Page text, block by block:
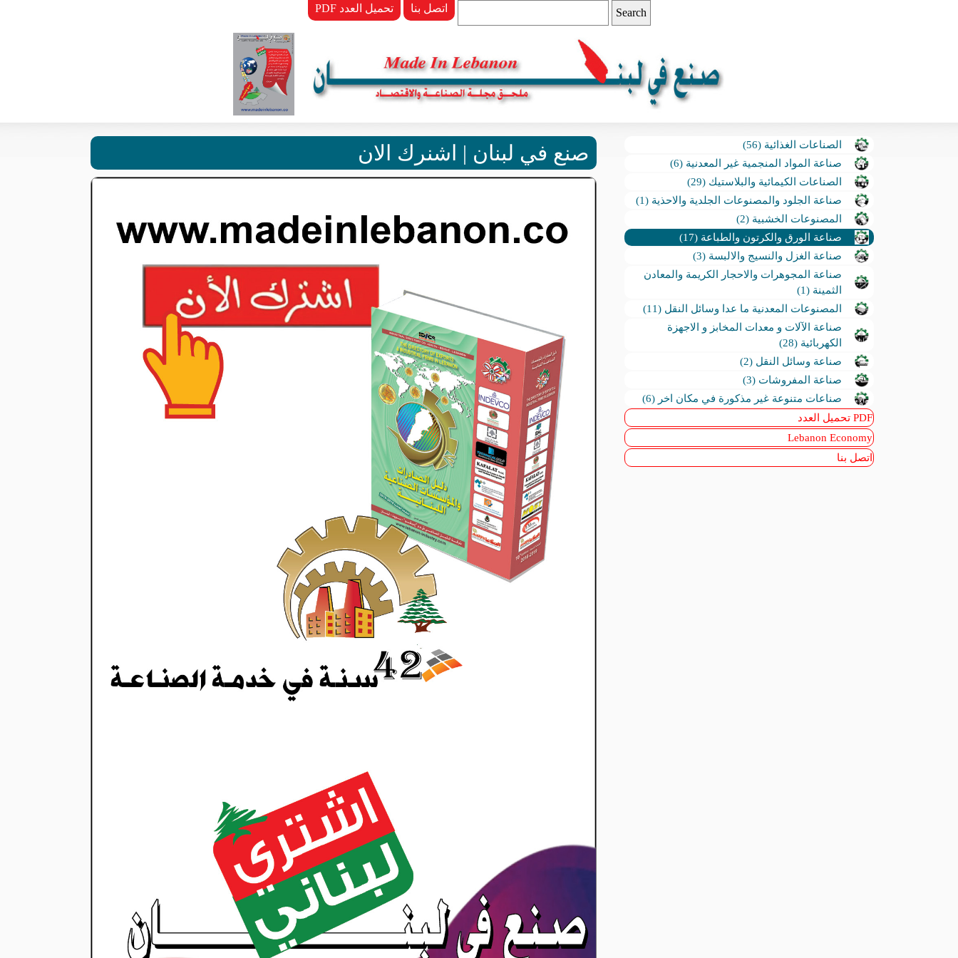
PDF تحميل العدد اتصل بنا
صنع في لبنان | اشنرك الان
الصناعات الغذائية (56)
صناعة المواد المنجمية غير المعدنية (6)
الصناعات الكيمائية والبلاستيك (29)
صناعة الجلود والمصنوعات الجلدية والاحذية (1)
المصنوعات الخشبية (2)
صناعة الورق والكرتون والطباعة (17)
صناعة الغزل والنسيج والالبسة (3)
صناعة المجوهرات والاحجار الكريمة والمعادن
الثمينة (1)
المصنوعات المعدنية ما عدا وسائل النقل (11)
صناعة الآلات و معدات المخابز و الاجهزة
الكهربائية (28)
صناعة وسائل النقل (2)
صناعة المفروشات (3)
صناعات متنوعة غير مذكورة في مكان اخر (6)
PDF تحميل العدد
Lebanon Economy
اتصل بنا